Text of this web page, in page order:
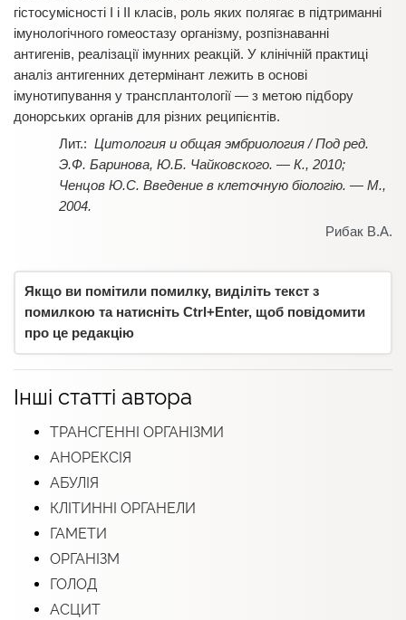
гістосумісності І і ІІ класів, роль яких полягає в підтриманні
імунологічного гомеостазу організму, розпізнаванні
антигенів, реалізації імунних реакцій. У клінічній практиці
аналіз антигенних детермінант лежить в основі
імунотипування у трансплантології — з метою підбору
донорських органів для різних реципієнтів.
Цитология и общая эмбриология / Под ред.
Э.Ф. Баринова, Ю.Б. Чайковского. — К., 2010;
Ченцов Ю.С. Введение в клеточную біологію. — М.,
2004.
Рибак В.А.
Якщо ви помітили помилку, виділіть текст з
помилкою та натисніть Ctrl+Enter, щоб повідомити
про це редакцію
Інші статті автора
ТРАНСГЕННІ ОРГАНІЗМИ
АНОРЕКСІЯ
АБУЛІЯ
КЛІТИННІ ОРГАНЕЛИ
ГАМЕТИ
ОРГАНІЗМ
ГОЛОД
АСЦИТ